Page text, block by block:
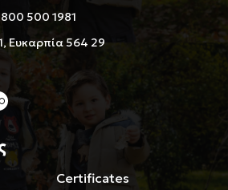
500 1981
Ευκαρπία 564 29
Certificates